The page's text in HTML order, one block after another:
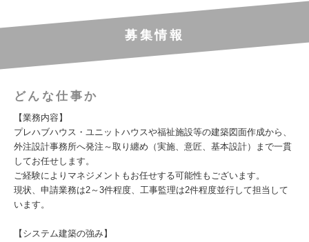
募集情報
どんな仕事か
【業務内容】
プレハブハウス・ユニットハウスや福祉施設等の建築図面作成から、
外注設計事務所へ発注～取り纏め（実施、意匠、基本設計）まで一貫
してお任せします。
ご経験によりマネジメントもお任せする可能性もございます。
現状、申請業務は2～3件程度、工事監理は2件程度並行して担当して
います。
【システム建築の強み】